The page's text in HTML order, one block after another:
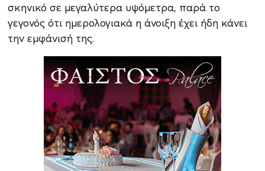
σκηνικό σε μεγαλύτερα υψόμετρα, παρά το
γεγονός ότι ημερολογιακά η άνοιξη έχει ήδη κάνει
την εμφάνισή της.